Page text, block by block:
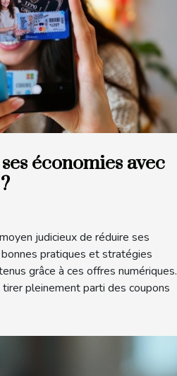
économies avec
judicieux de réduire ses
pratiques et stratégies
grâce à ces offres numériques.
pleinement parti des coupons